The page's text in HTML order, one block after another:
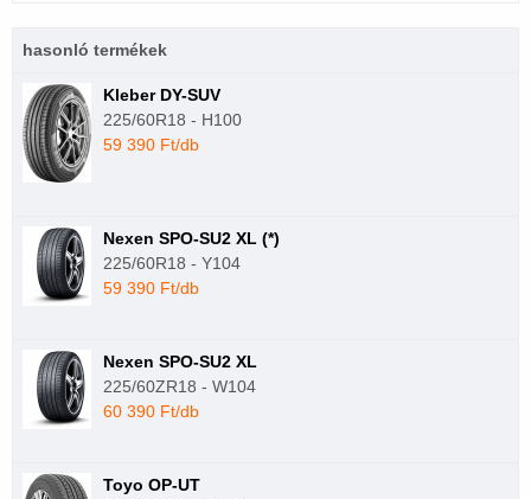
hasonló termékek
Kleber DY-SUV
225/60R18 - H100
59 390 Ft/db
Nexen SPO-SU2 XL (*)
225/60R18 - Y104
59 390 Ft/db
Nexen SPO-SU2 XL
225/60ZR18 - W104
60 390 Ft/db
Toyo OP-UT